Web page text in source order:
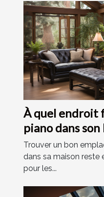
À quel endroit
piano dans
Trouver un bon
dans sa maison reste
pour les...